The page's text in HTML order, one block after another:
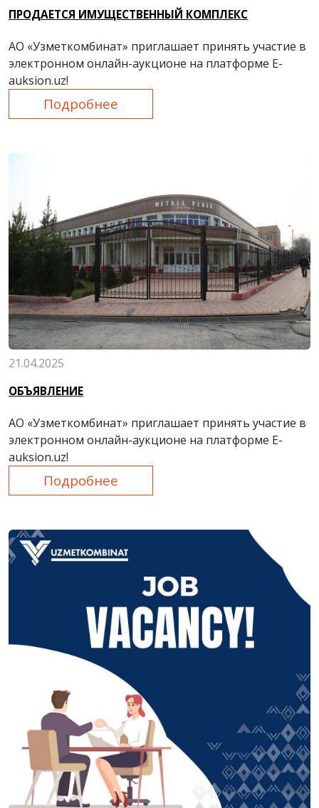
ПРОДАЕТСЯ ИМУЩЕСТВЕННЫЙ КОМПЛЕКС
АО «Узметкомбинат» приглашает принять участие в
электронном онлайн-аукционе на платформе E-
auksion.uz!
Подробнее
21.04.2025
ОБЪЯВЛЕНИЕ
АО «Узметкомбинат» приглашает принять участие в
электронном онлайн-аукционе на платформе E-
auksion.uz!
Подробнее